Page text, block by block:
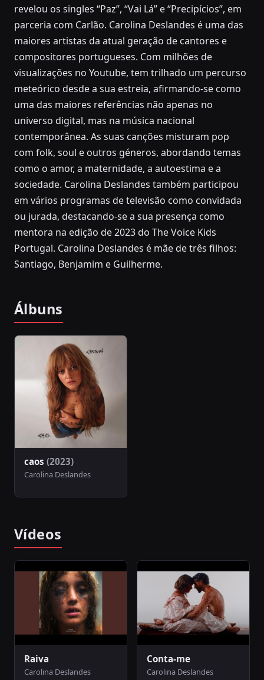
revelou os singles “Paz”, “Vai Lá” e “Precipícios”, em
parceria com Carlão. Carolina Deslandes é uma das
maiores artistas da atual geração de cantores e
compositores portugueses. Com milhões de
visualizações no Youtube, tem trilhado um percurso
meteórico desde a sua estreia, afirmando-se como
uma das maiores referências não apenas no
universo digital, mas na música nacional
contemporânea. As suas canções misturam pop
com folk, soul e outros géneros, abordando temas
como o amor, a maternidade, a autoestima e a
sociedade. Carolina Deslandes também participou
em vários programas de televisão como convidada
ou jurada, destacando-se a sua presença como
mentora na edição de 2023 do The Voice Kids
Portugal. Carolina Deslandes é mãe de três filhos:
Santiago, Benjamim e Guilherme.
Álbuns
caos (2023)
Carolina Deslandes
Vídeos
Raiva
Carolina Deslandes
Conta-me
Carolina Deslandes